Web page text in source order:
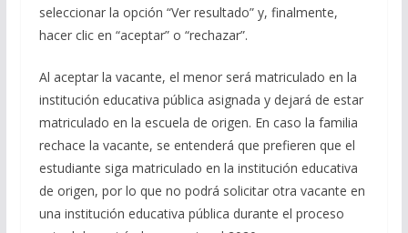
seleccionar la opción “Ver resultado” y, finalmente,
hacer clic en “aceptar” o “rechazar”.
Al aceptar la vacante, el menor será matriculado en la
institución educativa pública asignada y dejará de estar
matriculado en la escuela de origen. En caso la familia
rechace la vacante, se entenderá que prefieren que el
estudiante siga matriculado en la institución educativa
de origen, por lo que no podrá solicitar otra vacante en
una institución educativa pública durante el proceso